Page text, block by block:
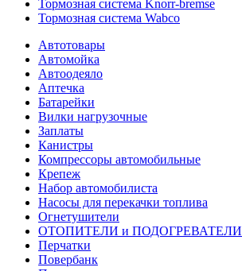
Тормозная система Knorr-bremse
Тормозная система Wabco
Автотовары
Автомойка
Автоодеяло
Аптечка
Батарейки
Вилки нагрузочные
Заплаты
Канистры
Компрессоры автомобильные
Крепеж
Набор автомобилиста
Насосы для перекачки топлива
Огнетушители
ОТОПИТЕЛИ и ПОДОГРЕВАТЕЛИ
Перчатки
Повербанк